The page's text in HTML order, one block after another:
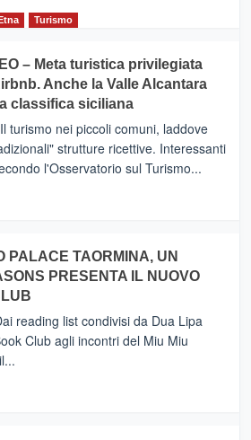
Turismo
– Meta turistica privilegiata
Anche la Valle Alcantara
classifica siciliana
turismo nei piccoli comuni, laddove
strutture ricettive. Interessanti
l'Osservatorio sul Turismo...
PALACE TAORMINA, UN
PRESENTA IL NUOVO
reading list condivisi da Dua Lipa
Club agli incontri del Miu Miu